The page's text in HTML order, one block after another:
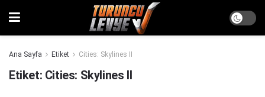
Ana Sayfa Etiket Cities: Skylines II
Etiket: Cities: Skylines II